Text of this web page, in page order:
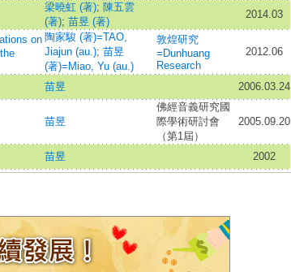
梁曉虹 (著); 陳五雲
(著); 苗昱 (著)
2014.03
on 陶家駿 (著)=TAO,
Jiajun (au.); 苗昱
(著)=Miao, Yu (au.)
敦煌研究
=Dunhuang
Research
2012.06
苗昱 2006.03.24
苗昱
佛經音義研究國
際學術研討會
（第1屆）
2005.09.20
苗昱 2002